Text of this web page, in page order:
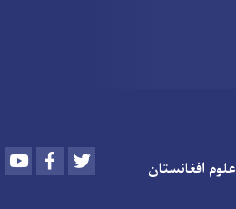
افغانستان Youtube Facebook